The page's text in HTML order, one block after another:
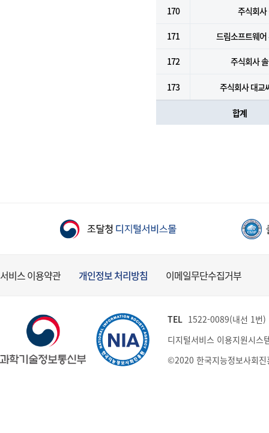
170 주식회사
171 드림소프트웨어
172 주식회사
173 주식회사 대교
합계
서비스 이용약관 개인정보 처리방침 이메일무단수집거부
TEL 1522-0089(내선 1번
디지털서비스 이용지원시스
©2020 한국지능정보사회진